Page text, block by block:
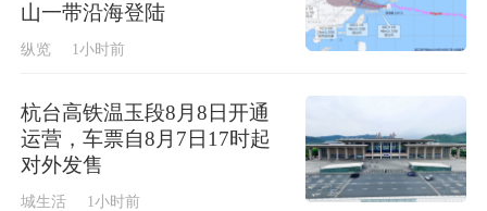
山一带沿海登陆
纵览 1小时前
杭台高铁温玉段8月8日开通
运营，车票自8月7日17时起
对外发售
城生活 1小时前